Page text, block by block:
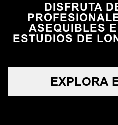
DISFRUTA
ASEQUIBLES
ESTUDIOS DE
EXPLORA